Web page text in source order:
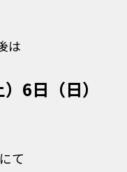
は
6日（日）
にて